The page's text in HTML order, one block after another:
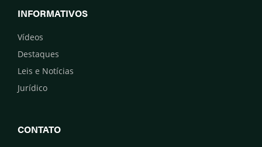
INFORMATIVOS
Vídeos
Destaques
Leis e Notícias
Jurídico
CONTATO